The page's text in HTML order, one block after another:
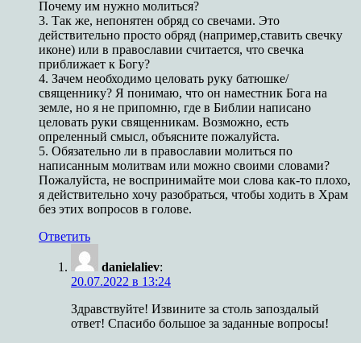
Почему им нужно молиться?
3. Так же, непонятен обряд со свечами. Это
действительно просто обряд (например,ставить свечку
иконе) или в православии считается, что свечка
приближает к Богу?
4. Зачем необходимо целовать руку батюшке/
священнику? Я понимаю, что он наместник Бога на
земле, но я не припомню, где в Библии написано
целовать руки священникам. Возможно, есть
опреленный смысл, объясните пожалуйста.
5. Обязательно ли в православии молиться по
написанным молитвам или можно своими словами?
Пожалуйста, не воспринимайте мои слова как-то плохо,
я действительно хочу разобраться, чтобы ходить в Храм
без этих вопросов в голове.
Ответить
danielaliev:
20.07.2022 в 13:24
Здравствуйте! Извините за столь запоздалый
ответ! Спасибо большое за заданные вопросы!